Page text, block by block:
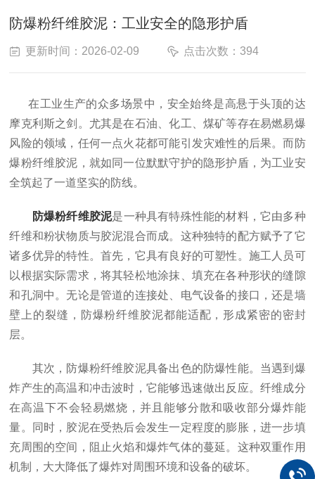
防爆粉纤维胶泥：工业安全的隐形护盾
更新时间：2026-02-09 点击次数：394
在工业生产的众多场景中，安全始终是高悬于头顶的达
摩克利斯之剑。尤其是在石油、化工、煤矿等存在易燃易爆
风险的领域，任何一点火花都可能引发灾难性的后果。而防
爆粉纤维胶泥，就如同一位默默守护的隐形护盾，为工业安
全筑起了一道坚实的防线。
防爆粉纤维胶泥是一种具有特殊性能的材料，它由多种
纤维和粉状物质与胶泥混合而成。这种独特的配方赋予了它
诸多优异的特性。首先，它具有良好的可塑性。施工人员可
以根据实际需求，将其轻松地涂抹、填充在各种形状的缝隙
和孔洞中。无论是管道的连接处、电气设备的接口，还是墙
壁上的裂缝，防爆粉纤维胶泥都能适配，形成紧密的密封
层。
其次，防爆粉纤维胶泥具备出色的防爆性能。当遇到爆
炸产生的高温和冲击波时，它能够迅速做出反应。纤维成分
在高温下不会轻易燃烧，并且能够分散和吸收部分爆炸能
量。同时，胶泥在受热后会发生一定程度的膨胀，进一步填
充周围的空间，阻止火焰和爆炸气体的蔓延。这种双重作用
机制，大大降低了爆炸对周围环境和设备的破坏。